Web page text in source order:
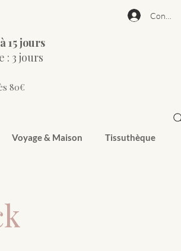
15 jours
: 3 jours
80€
Voyage & Maison Tissuthèque